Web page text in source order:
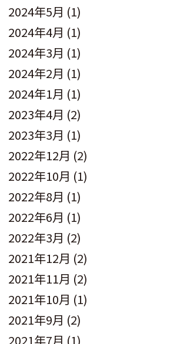
2024年5月 (1)
2024年4月 (1)
2024年3月 (1)
2024年2月 (1)
2024年1月 (1)
2023年4月 (2)
2023年3月 (1)
2022年12月 (2)
2022年10月 (1)
2022年8月 (1)
2022年6月 (1)
2022年3月 (2)
2021年12月 (2)
2021年11月 (2)
2021年10月 (1)
2021年9月 (2)
2021年7月 (1)